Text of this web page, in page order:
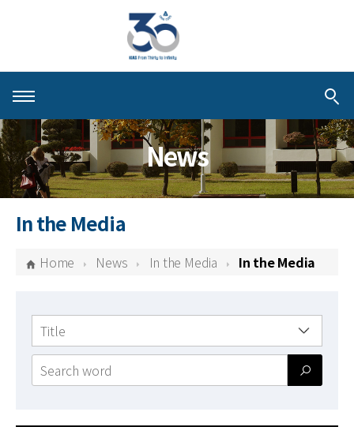
About KIAS
People
Schools
Centers & Programs
Publications
News
News
In the Media
Home News In the Media In the Media
검색